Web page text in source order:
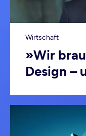
Wirtschaft
»Wir
Design –